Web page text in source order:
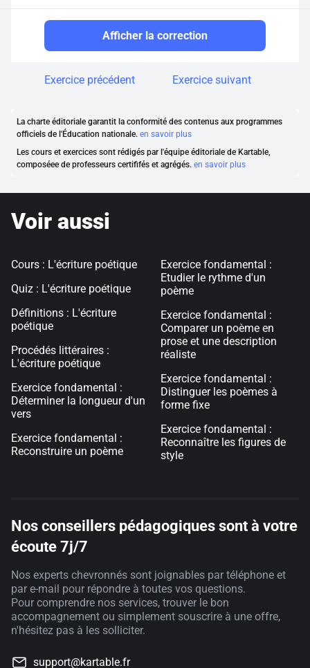
Afficher la correction
Exercice précédent Exercice suivant
La charte éditoriale garantit la conformité des contenus aux programmes
officiels de l'Éducation nationale. en savoir plus
Les cours et exercices sont rédigés par l'équipe éditoriale de Kartable,
composéee de professeurs certififés et agrégés. en savoir plus
Voir aussi
Cours : L'écriture poétique
Quiz : L'écriture poétique
Définitions : L'écriture
poétique
Procédés littéraires :
L'écriture poétique
Exercice fondamental :
Déterminer la longueur d'un
vers
Exercice fondamental :
Reconstruire un poème
Exercice fondamental :
Etudier le rythme d'un
poème
Exercice fondamental :
Comparer un poème en
prose et une description
réaliste
Exercice fondamental :
Distinguer les poèmes à
forme fixe
Exercice fondamental :
Reconnaître les figures de
style
Nos conseillers pédagogiques sont à votre
écoute 7j/7
Nos experts chevronnés sont joignables par téléphone et
par e-mail pour répondre à toutes vos questions.
Pour comprendre nos services, trouver le bon
accompagnement ou simplement souscrire à une offre,
n'hésitez pas à les solliciter.
support@kartable.fr